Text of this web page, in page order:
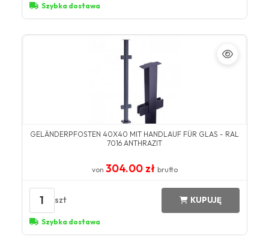
Szybka dostawa
GELÄNDERPFOSTEN 40X40 MIT HANDLAUF FÜR GLAS - RAL
7016 ANTHRAZIT
von 304.00 zł brutto
1 szt KUPUJĘ
Szybka dostawa